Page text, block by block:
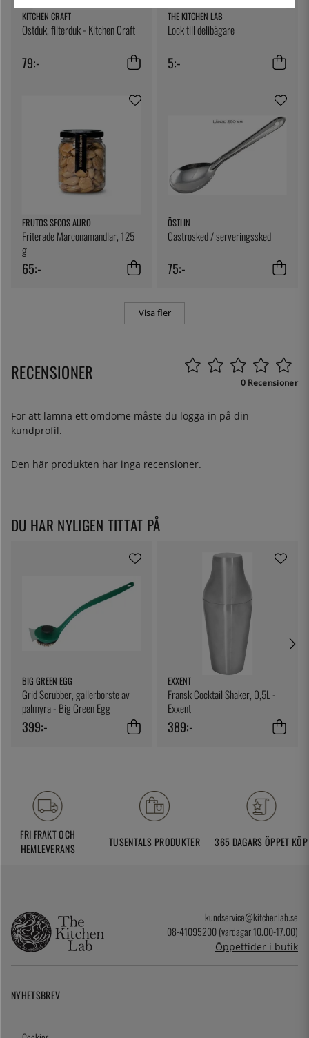
KITCHEN CRAFT
Ostduk, filterduk - Kitchen Craft
79:-
THE KITCHEN LAB
Lock till delibägare
5:-
FRUTOS SECOS AURO
Friterade Marconamandlar, 125
g
65:-
ÖSTLIN
Gastrosked / serveringssked
75:-
Visa fler
RECENSIONER 0 Recensioner
För att lämna ett omdöme måste du logga in på din
kundprofil.
Den här produkten har inga recensioner.
DU HAR NYLIGEN TITTAT PÅ
BIG GREEN EGG
Grid Scrubber, gallerborste av
palmyra - Big Green Egg
399:-
EXXENT
Fransk Cocktail Shaker, 0,5L -
Exxent
389:-
FRI FRAKT OCH
HEMLEVERANS
TUSENTALS PRODUKTER 365 DAGARS ÖPPET KÖP
kundservice@kitchenlab.se
08-41095200 (vardagar 10.00-17.00)
Öppettider i butik
NYHETSBREV